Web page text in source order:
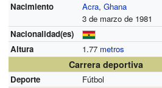
Nacimiento
Acra,Ghana
3 de marzo de 1981
Nacionalidad(es)
Altura
1.77 metros
Carrera deportiva
Deporte Fútbol